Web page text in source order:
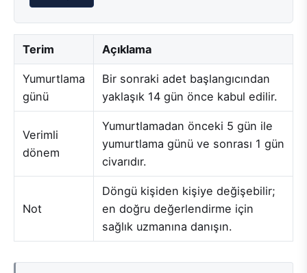
Terim Açıklama
Yumurtlama
günü
Bir sonraki adet başlangıcından
yaklaşık 14 gün önce kabul edilir.
Verimli
dönem
Yumurtlamadan önceki 5 gün ile
yumurtlama günü ve sonrası 1 gün
civarıdır.
Not
Döngü kişiden kişiye değişebilir;
en doğru değerlendirme için
sağlık uzmanına danışın.